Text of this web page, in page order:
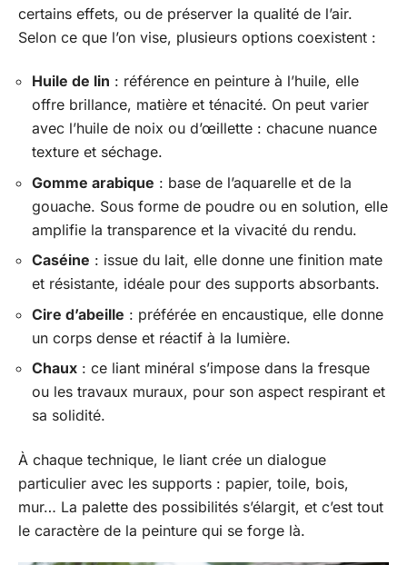
certains effets, ou de préserver la qualité de l’air.
Selon ce que l’on vise, plusieurs options coexistent :
Huile de lin : référence en peinture à l’huile, elle
offre brillance, matière et ténacité. On peut varier
avec l’huile de noix ou d’œillette : chacune nuance
texture et séchage.
Gomme arabique : base de l’aquarelle et de la
gouache. Sous forme de poudre ou en solution, elle
amplifie la transparence et la vivacité du rendu.
Caséine : issue du lait, elle donne une finition mate
et résistante, idéale pour des supports absorbants.
Cire d’abeille : préférée en encaustique, elle donne
un corps dense et réactif à la lumière.
Chaux : ce liant minéral s’impose dans la fresque
ou les travaux muraux, pour son aspect respirant et
sa solidité.
À chaque technique, le liant crée un dialogue
particulier avec les supports : papier, toile, bois,
mur… La palette des possibilités s’élargit, et c’est tout
le caractère de la peinture qui se forge là.